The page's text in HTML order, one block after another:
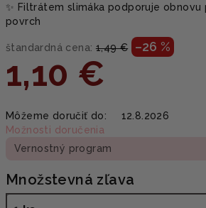
✨ Filtrátem slimáka podporuje
povrch
štandardná cena: 1,49 € –26 %
1,10 €
cena:
Môžeme doručiť do:
12.8.2026
Možnosti doručenia
Vernostný program
Množstevná zľava